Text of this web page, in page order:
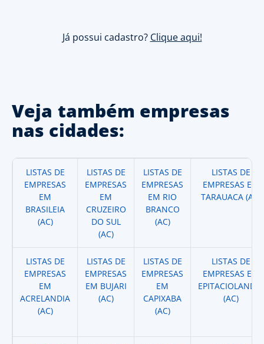
Já possui cadastro? Clique aqui!
Veja também empresas
nas cidades:
LISTAS DE
EMPRESAS
EM
BRASILEIA
(AC)
LISTAS DE
EMPRESAS
EM
CRUZEIRO
DO SUL
(AC)
LISTAS DE
EMPRESAS
EM RIO
BRANCO
(AC)
LISTAS DE
EMPRESAS EM
TARAUACA (AC)
LISTAS DE
EMPRESAS
EM
ACRELANDIA
(AC)
LISTAS DE
EMPRESAS
EM BUJARI
(AC)
LISTAS DE
EMPRESAS
EM
CAPIXABA
(AC)
LISTAS DE
EMPRESAS EM
EPITACIOLANDIA
(AC)